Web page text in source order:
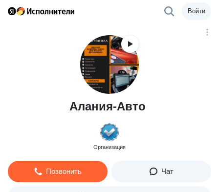
Войти
Алания-Авто
Организация
Позвонить Чат